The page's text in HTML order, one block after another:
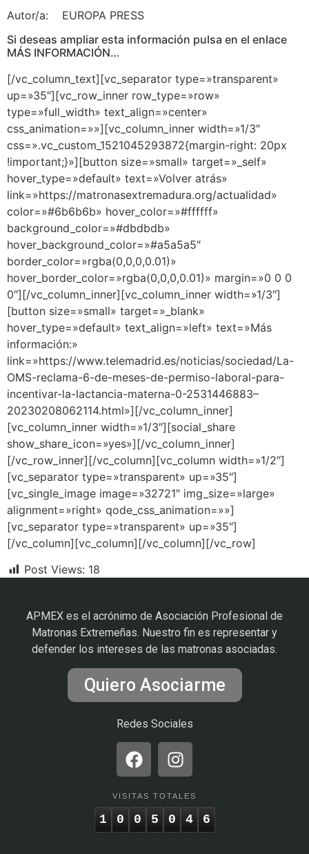
Autor/a: EUROPA PRESS
Si deseas ampliar esta información pulsa en el enlace
MÁS INFORMACIÓN…
[/vc_column_text][vc_separator type=»transparent»
up=»35″][vc_row_inner row_type=»row»
type=»full_width» text_align=»center»
css_animation=»»][vc_column_inner width=»1/3″
css=».vc_custom_1521045293872{margin-right: 20px
!important;}»][button size=»small» target=»_self»
hover_type=»default» text=»Volver atrás»
link=»https://matronasextremadura.org/actualidad»
color=»#6b6b6b» hover_color=»#ffffff»
background_color=»#dbdbdb»
hover_background_color=»#a5a5a5″
border_color=»rgba(0,0,0,0.01)»
hover_border_color=»rgba(0,0,0,0.01)» margin=»0 0 0
0″][/vc_column_inner][vc_column_inner width=»1/3″]
[button size=»small» target=»_blank»
hover_type=»default» text_align=»left» text=»Más
información:»
link=»https://www.telemadrid.es/noticias/sociedad/La-
OMS-reclama-6-de-meses-de-permiso-laboral-para-
incentivar-la-lactancia-materna-0-2531446883–
20230208062114.html»][/vc_column_inner]
[vc_column_inner width=»1/3″][social_share
show_share_icon=»yes»][/vc_column_inner]
[/vc_row_inner][/vc_column][vc_column width=»1/2″]
[vc_separator type=»transparent» up=»35″]
[vc_single_image image=»32721″ img_size=»large»
alignment=»right» qode_css_animation=»»]
[vc_separator type=»transparent» up=»35″]
[/vc_column][vc_column][/vc_column][/vc_row]
Post Views: 18
APMEX es el acrónimo de Asociación Profesional de
Matronas Extremeñas. Nuestro fin es representar y
defender los intereses de las matronas asociadas.
Quiero Asociarme
Redes Sociales
VISITAS TOTALES
1 0 0 5 0 4 6